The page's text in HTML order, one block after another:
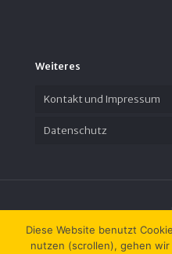
Weiteres
Kontakt und Impressum
Datenschutz
© 2023 Zeit-
Diese Website benutzt
nutzen (scrollen), gehen